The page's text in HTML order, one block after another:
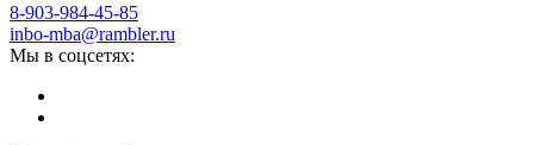
8-903-984-45-85
inbo-mba@rambler.ru
Мы в соцсетях: